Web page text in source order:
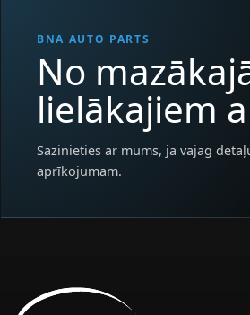
BNA AUTO PARTS
No
lielākajiem
Sazinieties ar mums, ja vajag
aprīkojumam.